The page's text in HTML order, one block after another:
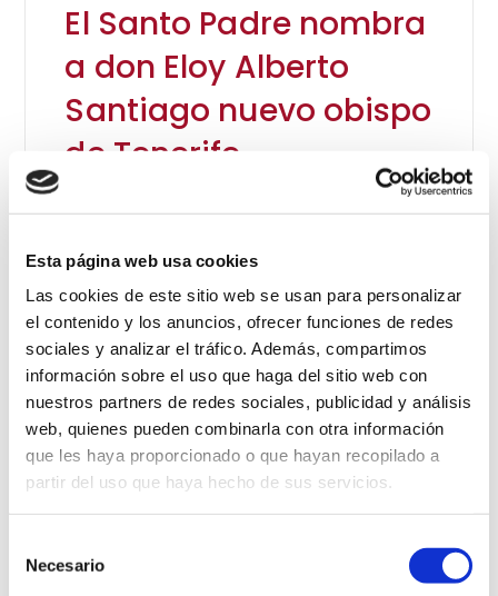
Esta página web usa cookies
Las cookies de este sitio web se usan para personalizar
el contenido y los anuncios, ofrecer funciones de redes
sociales y analizar el tráfico. Además, compartimos
información sobre el uso que haga del sitio web con
nuestros partners de redes sociales, publicidad y análisis
web, quienes pueden combinarla con otra información
que les haya proporcionado o que hayan recopilado a
partir del uso que haya hecho de sus servicios.
Necesario
El Santo Padre nombra
a don Eloy Alberto
Santiago nuevo obispo
de Tenerife
El encuentro con los